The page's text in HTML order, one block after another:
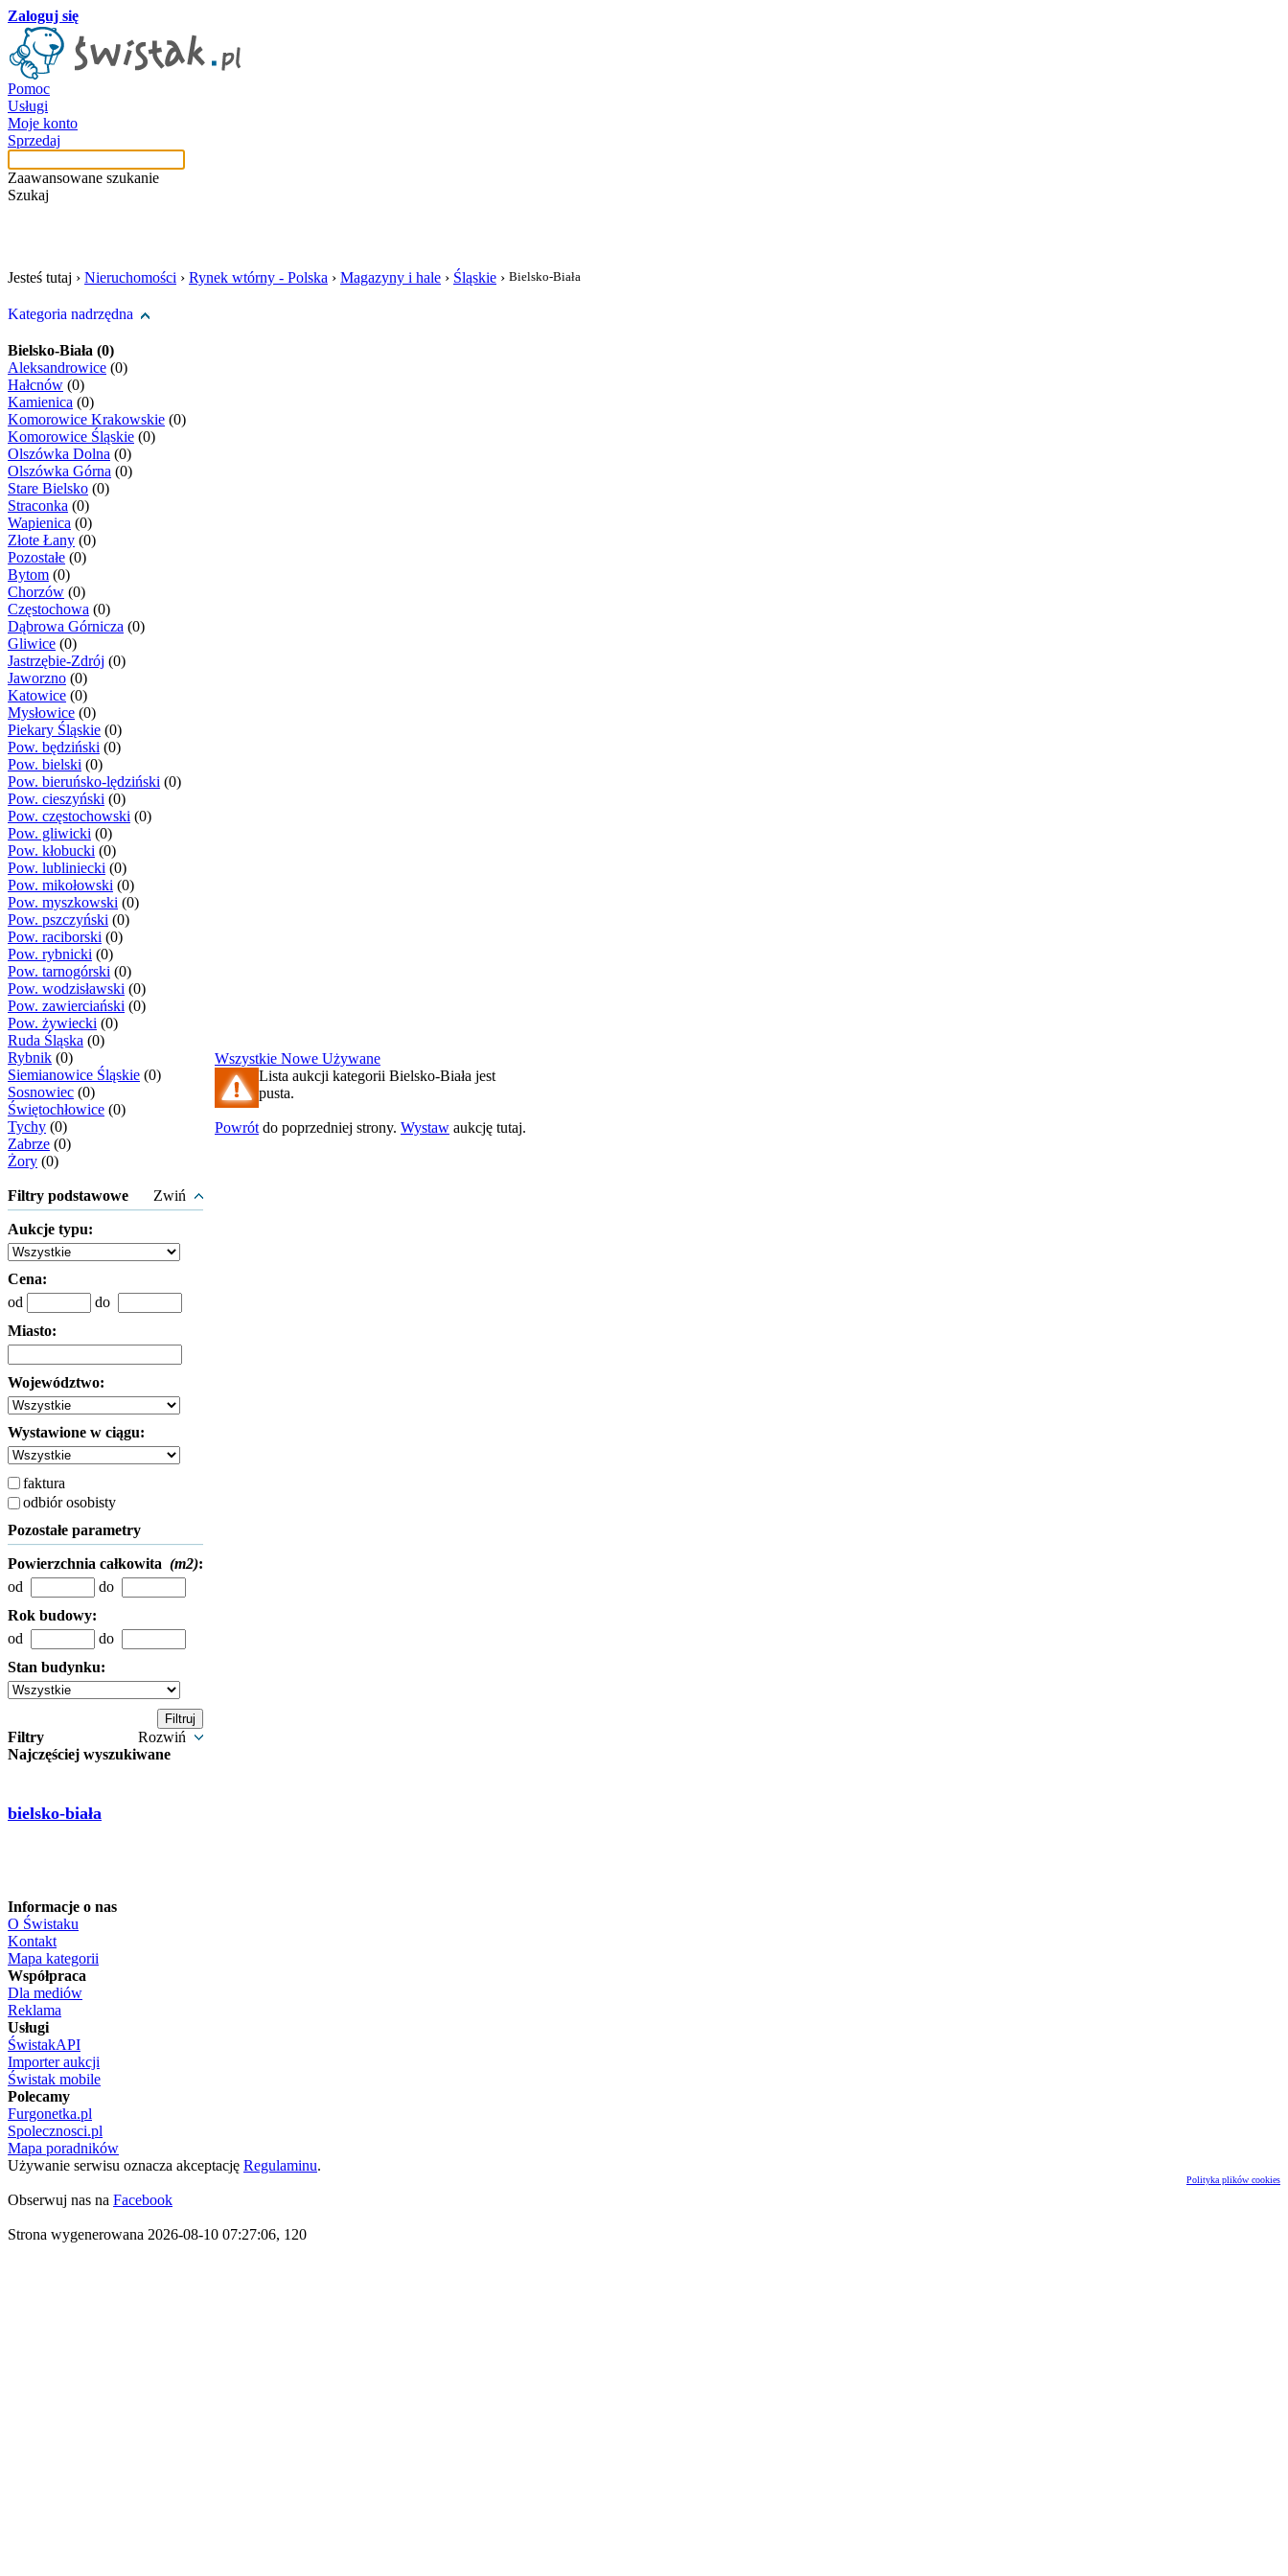
Zaloguj się
Pomoc
Usługi
Moje konto
Sprzedaj
Zaawansowane szukanie
Szukaj
Jesteś tutaj › Nieruchomości › Rynek wtórny - Polska › Magazyny i hale › Śląskie › Bielsko-Biała
Kategoria nadrzędna
Bielsko-Biała (0)
Aleksandrowice (0)
Hałcnów (0)
Kamienica (0)
Komorowice Krakowskie (0)
Komorowice Śląskie (0)
Olszówka Dolna (0)
Olszówka Górna (0)
Stare Bielsko (0)
Straconka (0)
Wapienica (0)
Złote Łany (0)
Pozostałe (0)
Bytom (0)
Chorzów (0)
Częstochowa (0)
Dąbrowa Górnicza (0)
Gliwice (0)
Jastrzębie-Zdrój (0)
Jaworzno (0)
Katowice (0)
Mysłowice (0)
Piekary Śląskie (0)
Pow. będziński (0)
Pow. bielski (0)
Pow. bieruńsko-lędziński (0)
Pow. cieszyński (0)
Pow. częstochowski (0)
Pow. gliwicki (0)
Pow. kłobucki (0)
Pow. lubliniecki (0)
Pow. mikołowski (0)
Pow. myszkowski (0)
Pow. pszczyński (0)
Pow. raciborski (0)
Pow. rybnicki (0)
Pow. tarnogórski (0)
Pow. wodzisławski (0)
Pow. zawierciański (0)
Pow. żywiecki (0)
Ruda Śląska (0)
Rybnik (0)
Siemianowice Śląskie (0)
Sosnowiec (0)
Świętochłowice (0)
Tychy (0)
Zabrze (0)
Żory (0)
Filtry podstawowe Zwiń
Aukcje typu:
Cena:
od
do
Miasto:
Województwo:
Wystawione w ciągu:
faktura
odbiór osobisty
Pozostałe parametry
Powierzchnia całkowita (m2):
od
do
Rok budowy:
od
do
Stan budynku:
Filtry
Rozwiń
Najczęściej wyszukiwane
bielsko-biała
Wszystkie Nowe Używane
Lista aukcji kategorii Bielsko-Biała jest
pusta.
Powrót do poprzedniej strony. Wystaw aukcję tutaj.
Informacje o nas
O Świstaku
Kontakt
Mapa kategorii
Współpraca
Dla mediów
Reklama
Usługi
ŚwistakAPI
Importer aukcji
Świstak mobile
Polecamy
Furgonetka.pl
Spolecznosci.pl
Mapa poradników
Używanie serwisu oznacza akceptację Regulaminu.
Polityka plików cookies
Obserwuj nas na Facebook
Strona wygenerowana 2026-08-10 07:27:06, 120